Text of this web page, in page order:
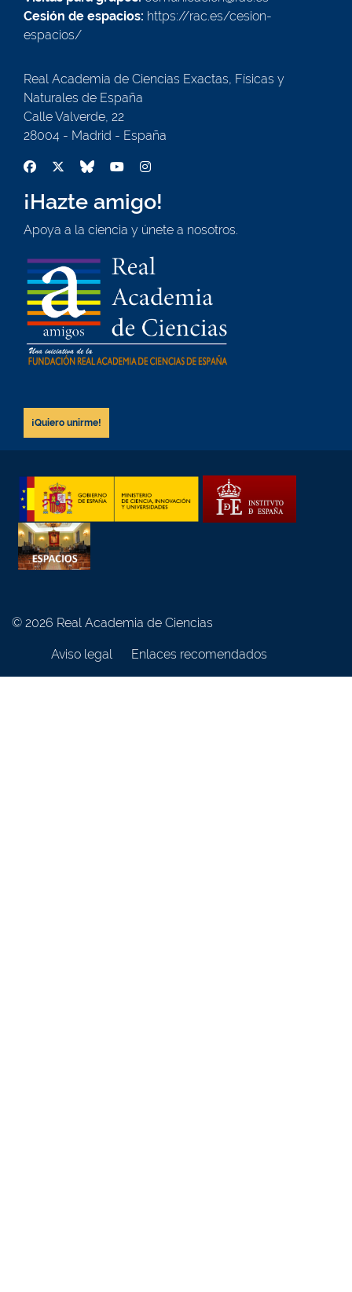
Cesión de espacios: https://rac.es/cesion-
espacios/
Real Academia de Ciencias Exactas, Físicas y
Naturales de España
Calle Valverde, 22
28004 - Madrid - España
¡Hazte amigo!
Apoya a la ciencia y únete a nosotros.
¡Quiero unirme!
© 2026 Real Academia de Ciencias
Aviso legal Enlaces recomendados